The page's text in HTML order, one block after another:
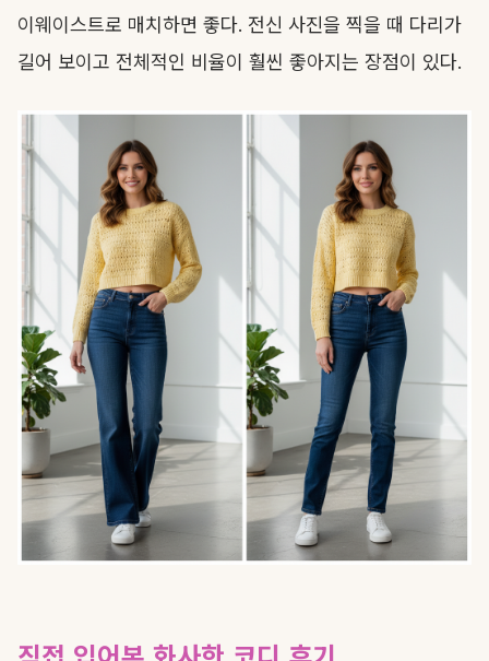
이웨이스트로 매치하면 좋다. 전신 사진을 찍을 때 다리가
길어 보이고 전체적인 비율이 훨씬 좋아지는 장점이 있다.